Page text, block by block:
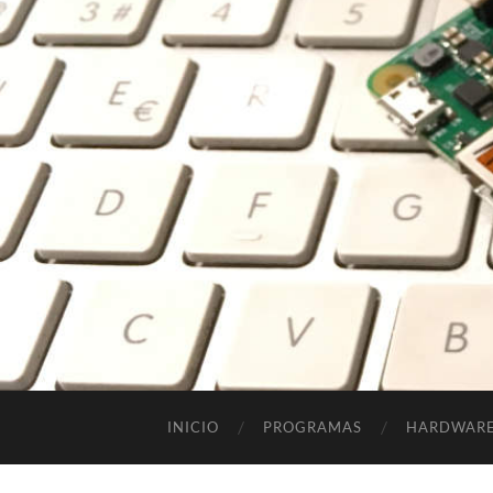
INICIO PROGRAMAS